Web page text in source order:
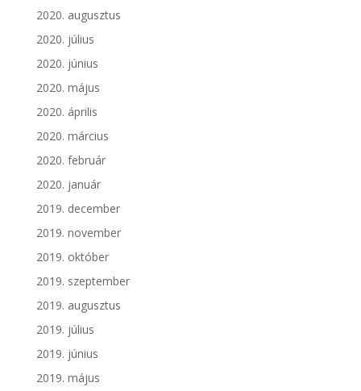
2020. augusztus
2020. július
2020. június
2020. május
2020. április
2020. március
2020. február
2020. január
2019. december
2019. november
2019. október
2019. szeptember
2019. augusztus
2019. július
2019. június
2019. május